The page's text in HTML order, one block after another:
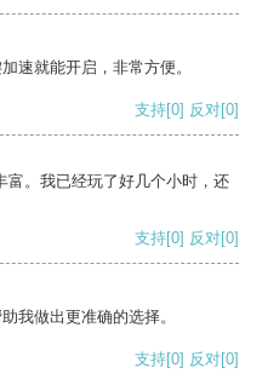
速就能开启，非常方便。
支持[0] 反对[0]
富。我已经玩了好几个小时，还
支持[0] 反对[0]
我做出更准确的选择。
支持[0] 反对[0]